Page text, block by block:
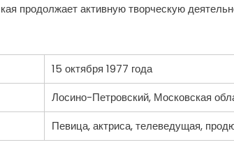
продолжает активную творческую
15 октября 1977 года
Лосино-Петровский, Московская
Певица, актриса, телеведущая,